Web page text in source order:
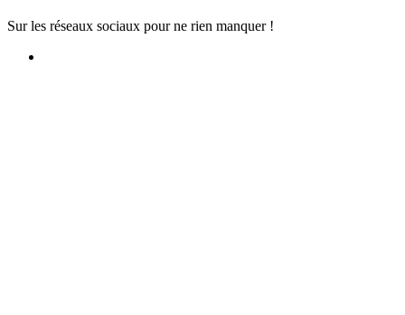
Sur les réseaux sociaux pour ne rien manquer !